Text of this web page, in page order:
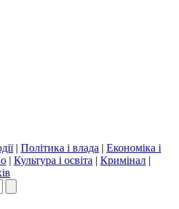
| Політика і влада | Економіка і
| Культура і освіта | Кримінал |